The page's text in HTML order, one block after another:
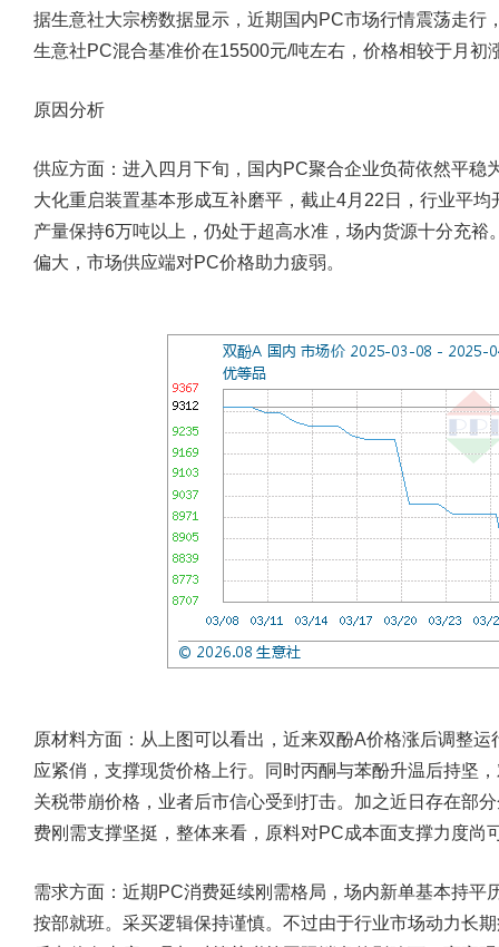
据生意社大宗榜数据显示，近期国内PC市场行情震荡走行
生意社PC混合基准价在15500元/吨左右，价格相较于月初
原因分析
供应方面： 进入四月下旬，国内PC聚合企业负荷依然平稳
大化重启装置基本形成互补磨平，截止4月22日，行业平
产量保持6万吨以上，仍处于超高水准，场内货源十分充
偏大，市场供应端对PC价格助力疲弱。
原材料方面： 从上图可以看出，近来双酚A价格涨后调整
应紧俏，支撑现货价格上行。同时丙酮与苯酚升温后持坚
关税带崩价格，业者后市信心受到打击。加之近日存在部
费刚需支撑坚挺，整体来看，原料对PC成本面支撑力度尚
需求方面： 近期PC消费延续刚需格局，场内新单基本持平
按部就班。采买逻辑保持谨慎。不过由于行业市场动力长